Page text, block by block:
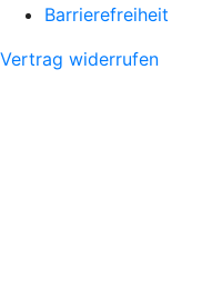
Barrierefreiheit
Vertrag widerrufen